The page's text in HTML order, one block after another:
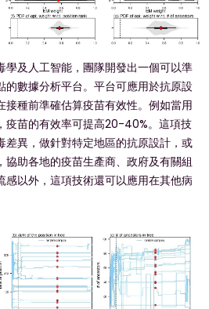
學及人工智能，團隊開發出一個可以準
的數據分析平台。平台可應用於抗原設
接種前準確估算疫苗有效性。例如當用
疫苗的有效率可提高20-40%。這項技
差異，做針對特定地區的抗原設計，或
助各地的疫苗生產商、政府及有關組
感以外，這項技術還可以應用在其他病